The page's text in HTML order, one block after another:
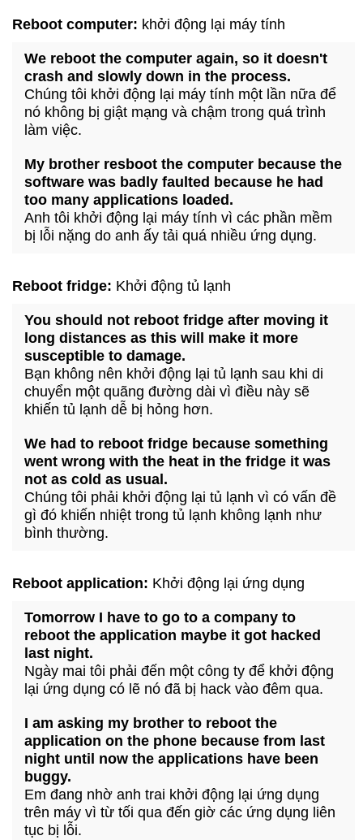
Reboot computer: khởi động lại máy tính
We reboot the computer again, so it doesn't
crash and slowly down in the process.
Chúng tôi khởi động lại máy tính một lần nữa để
nó không bị giật mạng và chậm trong quá trình
làm việc.
My brother resboot the computer because the
software was badly faulted because he had
too many applications loaded.
Anh tôi khởi động lại máy tính vì các phần mềm
bị lỗi nặng do anh ấy tải quá nhiều ứng dụng.
Reboot fridge: Khởi động tủ lạnh
You should not reboot fridge after moving it
long distances as this will make it more
susceptible to damage.
Bạn không nên khởi động lại tủ lạnh sau khi di
chuyển một quãng đường dài vì điều này sẽ
khiến tủ lạnh dễ bị hỏng hơn.
We had to reboot fridge because something
went wrong with the heat in the fridge it was
not as cold as usual.
Chúng tôi phải khởi động lại tủ lạnh vì có vấn đề
gì đó khiến nhiệt trong tủ lạnh không lạnh như
bình thường.
Reboot application: Khởi động lại ứng dụng
Tomorrow I have to go to a company to
reboot the application maybe it got hacked
last night.
Ngày mai tôi phải đến một công ty để khởi động
lại ứng dụng có lẽ nó đã bị hack vào đêm qua.
I am asking my brother to reboot the
application on the phone because from last
night until now the applications have been
buggy.
Em đang nhờ anh trai khởi động lại ứng dụng
trên máy vì từ tối qua đến giờ các ứng dụng liên
tục bị lỗi.